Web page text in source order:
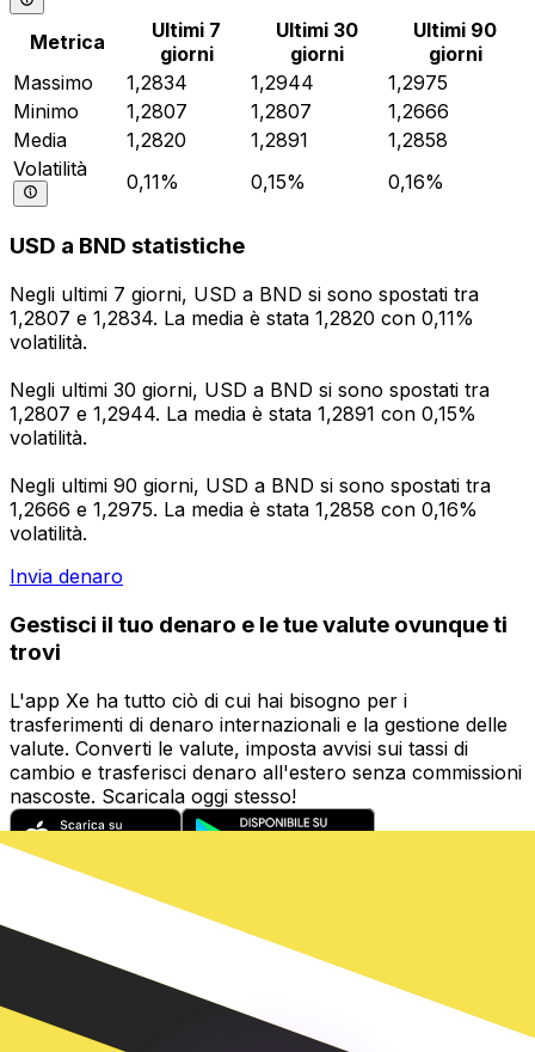
Metrica
Ultimi 7
giorni
Ultimi 30
giorni
Ultimi 90
giorni
Massimo
1,2834 1,2944
1,2975
Minimo
1,2807 1,2807
1,2666
Media
1,2820 1,2891
1,2858
Volatilità
0,11% 0,15% 0,16%
USD a BND statistiche
Negli ultimi 7 giorni, USD a BND si sono spostati tra
1,2807 e 1,2834. La media è stata 1,2820 con 0,11%
volatilità.
Negli ultimi 30 giorni, USD a BND si sono spostati tra
1,2807 e 1,2944. La media è stata 1,2891 con 0,15%
volatilità.
Negli ultimi 90 giorni, USD a BND si sono spostati tra
1,2666 e 1,2975. La media è stata 1,2858 con 0,16%
volatilità.
Invia denaro
Gestisci il tuo denaro e le tue valute ovunque ti
trovi
L'app Xe ha tutto ciò di cui hai bisogno per i
trasferimenti di denaro internazionali e la gestione delle
valute. Converti le valute, imposta avvisi sui tassi di
cambio e trasferisci denaro all'estero senza commissioni
nascoste. Scaricala oggi stesso!